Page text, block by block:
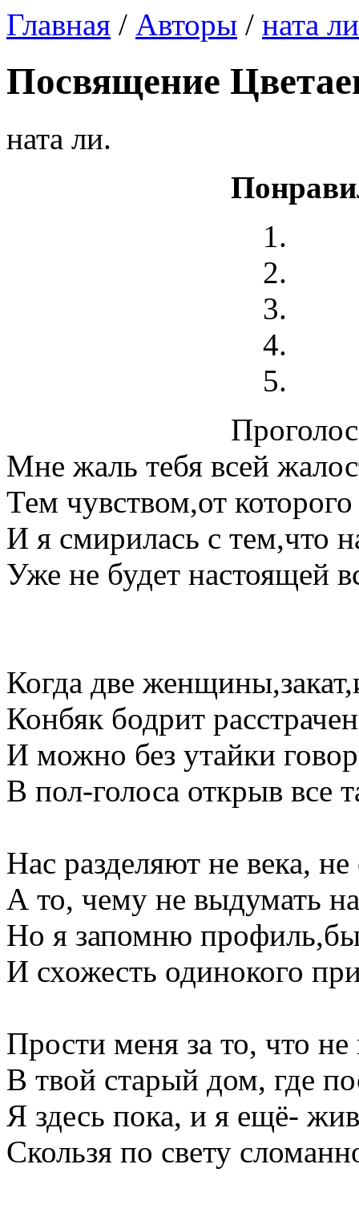
Главная / Авторы / ната ли
Посвящение
ната ли.
Мне жаль тебя всей
Тем чувством,от которого
И я смирилась с тем,что
Уже не будет настоящей
Когда две
Конбяк бодрит
И можно без утайки
В пол-голоса открыв все
Нас разделяют не века, не
А то, чему не выдумать
Но я запомню
И схожесть одинокого
Прости меня за то, что
В твой старый дом, где
Я здесь пока, и я ещё-
Скользя по свету